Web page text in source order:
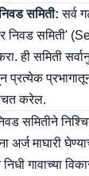
समिती: सर्व
निवड समिती'
ही समिती
प्रत्येक
करेल.
समितीने
अर्ज माघारी
गावाच्या